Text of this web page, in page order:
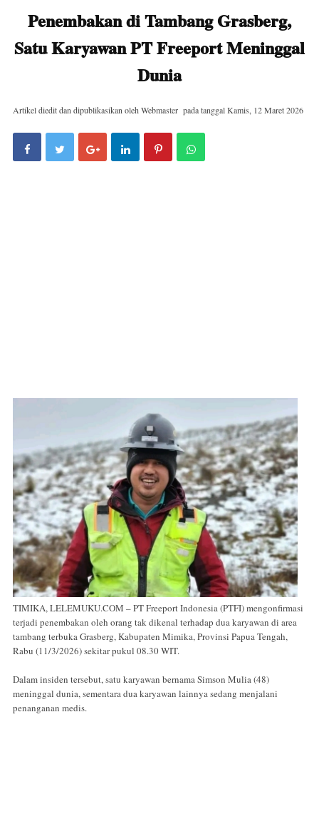
Penembakan di Tambang Grasberg,
Satu Karyawan PT Freeport Meninggal
Dunia
Artikel diedit dan dipublikasikan oleh Webmaster pada tanggalKamis, 12 Maret 2026
TIMIKA, LELEMUKU.COM – PT Freeport Indonesia (PTFI) mengonfirmasi
terjadi penembakan oleh orang tak dikenal terhadap dua karyawan di area
tambang terbuka Grasberg, Kabupaten Mimika, Provinsi Papua Tengah,
Rabu (11/3/2026) sekitar pukul 08.30 WIT.
Dalam insiden tersebut, satu karyawan bernama Simson Mulia (48)
meninggal dunia, sementara dua karyawan lainnya sedang menjalani
penanganan medis.